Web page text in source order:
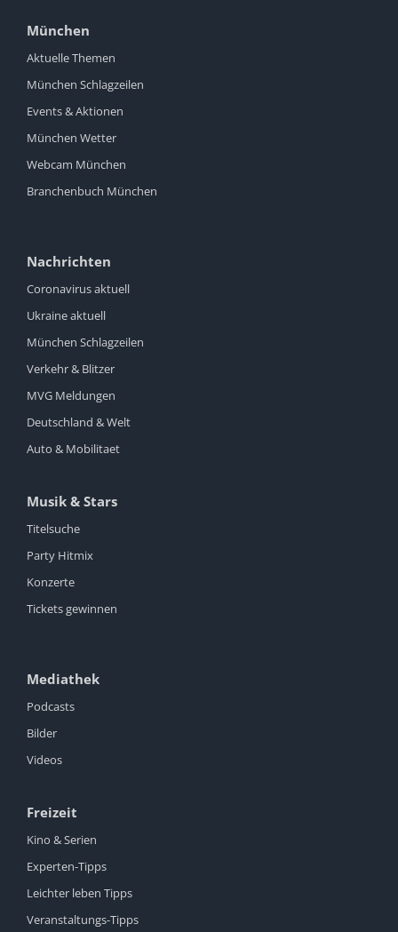
München
Aktuelle Themen
München Schlagzeilen
Events & Aktionen
München Wetter
Webcam München
Branchenbuch München
Nachrichten
Coronavirus aktuell
Ukraine aktuell
München Schlagzeilen
Verkehr & Blitzer
MVG Meldungen
Deutschland & Welt
Auto & Mobilitaet
Musik & Stars
Titelsuche
Party Hitmix
Konzerte
Tickets gewinnen
Mediathek
Podcasts
Bilder
Videos
Freizeit
Kino & Serien
Experten-Tipps
Leichter leben Tipps
Veranstaltungs-Tipps